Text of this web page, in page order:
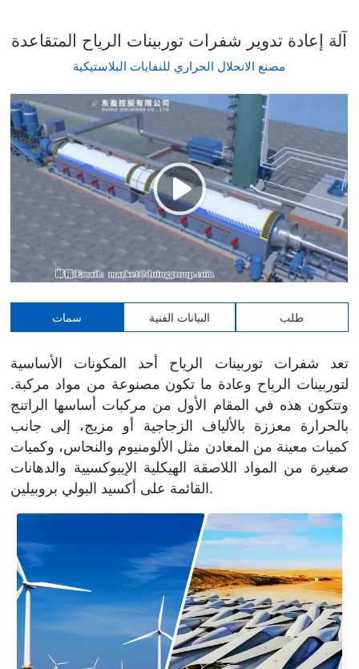
آلة إعادة تدوير شفرات توربينات الرياح المتقاعدة
مصنع الانحلال الحراري للنفايات البلاستيكية
سمات البيانات الفنية طلب
تعد شفرات توربينات الرياح أحد المكونات الأساسية
لتوربينات الرياح وعادة ما تكون مصنوعة من مواد مركبة.
وتتكون هذه في المقام الأول من مركبات أساسها الراتنج
بالحرارة معززة بالألياف الزجاجية أو مزيج، إلى جانب
كميات معينة من المعادن مثل الألومنيوم والنحاس، وكميات
صغيرة من المواد اللاصقة الهيكلية الإيبوكسيية والدهانات
القائمة على أكسيد البولي بروبيلين.